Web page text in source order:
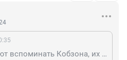
когда 🐷🐷🐷 начинают вспоминать Кобзона, их потуги вызывают только умиление... как будто мы должны упасть духом от этих инсинуаций))))) а вот когда им предлагаешь пойти на встречу к сопле, то у них начинается подгорание... ведь их стаду доподлинно известно, что из себя представлял сопля. и им подкорково стыдно, что они являются продолжателями его политики.